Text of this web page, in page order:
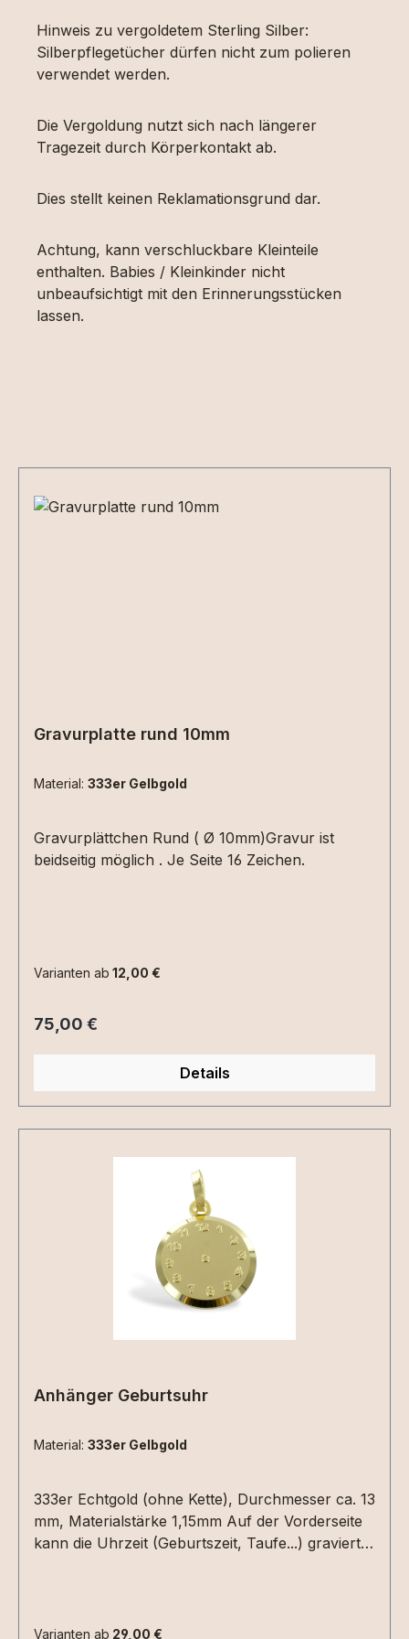
Hinweis zu vergoldetem Sterling Silber:
Silberpflegetücher dürfen nicht zum polieren
verwendet werden.
Die Vergoldung nutzt sich nach längerer
Tragezeit durch Körperkontakt ab.
Dies stellt keinen Reklamationsgrund dar.
Achtung, kann verschluckbare Kleinteile
enthalten. Babies / Kleinkinder nicht
unbeaufsichtigt mit den Erinnerungsstücken
lassen.
Gravurplatte rund 10mm
Material: 333er Gelbgold
Gravurplättchen Rund ( Ø 10mm)Gravur ist
beidseitig möglich . Je Seite 16 Zeichen.
Varianten ab 12,00 €
Regulärer Preis:
75,00 €
Details
Anhänger Geburtsuhr
Material: 333er Gelbgold
333er Echtgold (ohne Kette), Durchmesser ca. 13
mm, Materialstärke 1,15mm Auf der Vorderseite
kann die Uhrzeit (Geburtszeit, Taufe...) graviert
Zeichen.Bitte die entsprechenden
Varianten ab 29,00 €